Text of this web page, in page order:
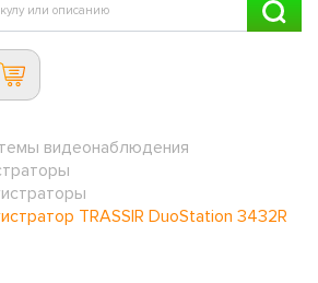
видеонаблюдения
TRASSIR DuoStation 3432R